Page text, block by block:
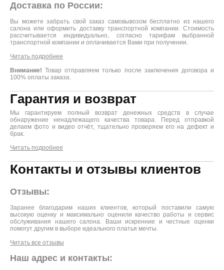
Доставка по России:
Вы можете забрать свой заказ самовывозом бесплатно из нашего
салона или оформить доставку транспортной компании. Стоимость
рассчитывается индивидуально, согласно тарифам выбранной
транспортной компании и оплачивается Вами при получении.
Читать подробнее
Внимание! Товар отправляем только после заключения договора и
100% оплаты заказа.
Гарантия и возврат
Мы гарантируем полный возврат денежных средств в случае
обнаружение ненадлежащего качества товара. Перед отправкой
делаем фото и видео отчёт, тщательно проверяем его на дефект и
брак.
Читать подробнее
Контакты и отзывы клиентов
Отзывы:
Заранее благодарим наших клиентов, который поставили самую
высокую оценку и максимально оценили качество работы и сервис
обслуживания нашего салона. Ваши искренние и честные оценки
помогут другим в выборе идеального платья мечты.
Читать все отзывы
Наш адрес и контакты: